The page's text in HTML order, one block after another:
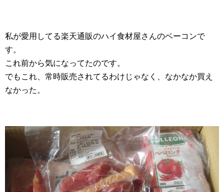
私が愛用してる楽天通販のハイ食材屋さんのベーコンで
す。
これ前から気になってたのです。
でもこれ、常時販売されてるわけじゃなく、なかなか買え
なかった。